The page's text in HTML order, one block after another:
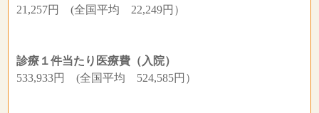
21,257円 (全国平均 22,249円）
診療１件当たり医療費（入院）
533,933円 (全国平均 524,585円）